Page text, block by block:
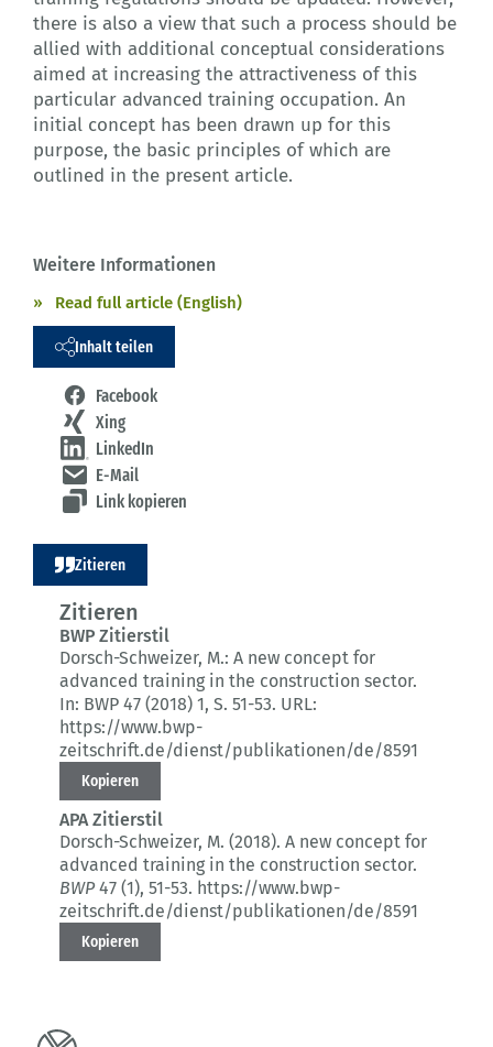
there is also a view that such a process should be
allied with additional conceptual considerations
aimed at increasing the attractiveness of this
particular advanced training occupation. An
initial concept has been drawn up for this
purpose, the basic principles of which are
outlined in the present article.
Weitere Informationen
Read full article (English)
Inhalt teilen
Facebook
Xing
LinkedIn
E-Mail
Link kopieren
Zitieren
Zitieren
BWP Zitierstil
Dorsch-Schweizer, M.: A new concept for
advanced training in the construction sector.
In: BWP 47 (2018) 1, S. 51-53. URL:
https://www.bwp-
zeitschrift.de/dienst/publikationen/de/8591
Kopieren
APA Zitierstil
Dorsch-Schweizer, M. (2018). A new concept for
advanced training in the construction sector.
BWP47 (1), 51-53. https://www.bwp-
zeitschrift.de/dienst/publikationen/de/8591
Kopieren